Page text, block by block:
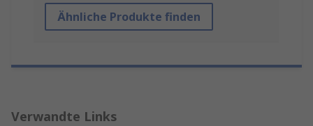
Ähnliche Produkte finden
Verwandte Links